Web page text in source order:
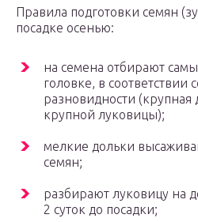
Правила подготовки семян
посадке осенью:
на семена отбирают
головке, в соответствии
разновидности (крупная
крупной луковицы);
мелкие дольки
семян;
разбирают луковицу на
2 суток до посадки;